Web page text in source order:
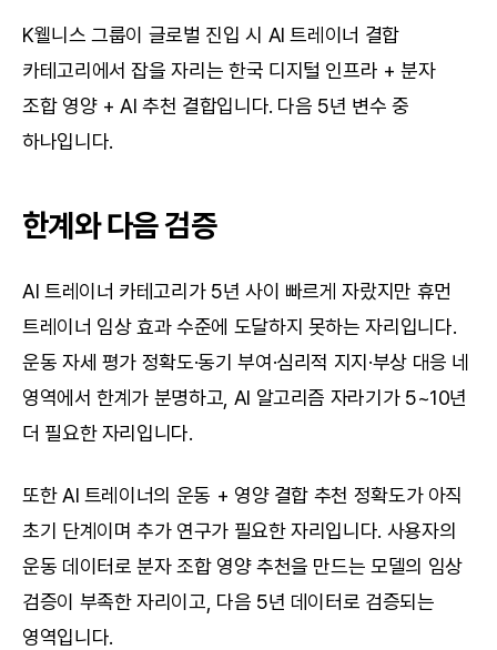
K웰니스 그룹이 글로벌 진입 시 AI 트레이너 결합
카테고리에서 잡을 자리는 한국 디지털 인프라 + 분자
조합 영양 + AI 추천 결합입니다. 다음 5년 변수 중
하나입니다.
한계와 다음 검증
AI 트레이너 카테고리가 5년 사이 빠르게 자랐지만 휴먼
트레이너 임상 효과 수준에 도달하지 못하는 자리입니다.
운동 자세 평가 정확도·동기 부여·심리적 지지·부상 대응 네
영역에서 한계가 분명하고, AI 알고리즘 자라기가 5~10년
더 필요한 자리입니다.
또한 AI 트레이너의 운동 + 영양 결합 추천 정확도가 아직
초기 단계이며 추가 연구가 필요한 자리입니다. 사용자의
운동 데이터로 분자 조합 영양 추천을 만드는 모델의 임상
검증이 부족한 자리이고, 다음 5년 데이터로 검증되는
영역입니다.